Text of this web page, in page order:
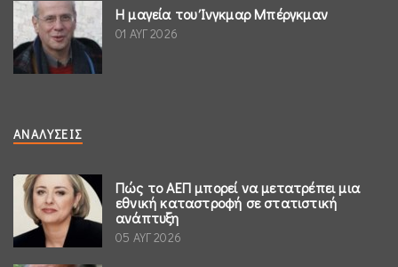
Η μαγεία του Ίνγκμαρ Μπέργκμαν
01 ΑΥΓ 2026
ΑΝΑΛΎΣΕΙΣ
Πώς το ΑΕΠ μπορεί να μετατρέπει μια
εθνική καταστροφή σε στατιστική
ανάπτυξη
05 ΑΥΓ 2026